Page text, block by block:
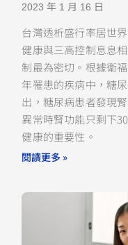
2023 年 1 月 16 日
台灣透析盛行率居世
健康與三高控制息息
制最為密切。根據衛
年罹患的疾病中，糖
出，糖尿病患者發現
異常時腎功能只剩下
健康的重要性。
閱讀更多 »